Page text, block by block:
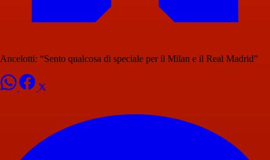
Ancelotti: “Sento qualcosa di speciale per il Milan e il Real Madrid”